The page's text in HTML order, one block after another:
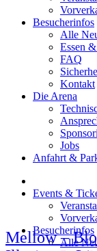
Besucherinfos
Alle
Essen
FAQ
Kontakt
Die Arena
Jobs
Anfahrt &
Events &
Besucherinfos
Alle
Mellow –